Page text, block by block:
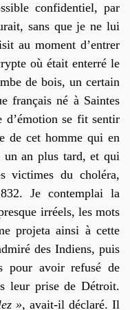
confidentiel, par
sans que je ne lui
au moment d’entrer
où était enterré le
de bois, un certain
français né à Saintes
se fit sentir
de cet homme qui en
un an plus tard, et qui
victimes du choléra,
Je contemplai la
irréels, les mots
projeta ainsi à cette
des Indiens, puis
pour avoir refusé de
leur prise de Détroit.
», avait-il déclaré. Il